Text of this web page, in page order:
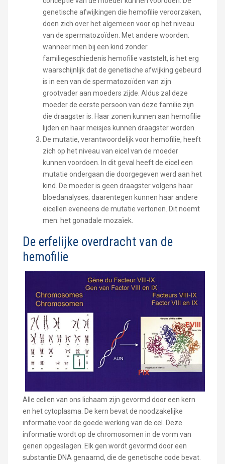
genetische afwijkingen die hemofilie veroorzaken,
doen zich over het algemeen voor op het niveau
van de spermatozoïden. Met andere woorden:
wanneer men bij een kind zonder
familiegeschiedenis hemofilie vaststelt, is het erg
waarschijnlijk dat de genetische afwijking gebeurd
is in een van de spermatozoïden van zijn
grootvader aan moeders zijde. Aldus zal deze
moeder de eerste persoon van deze familie zijn
die draagster is. Haar zonen kunnen aan hemofilie
lijden en haar meisjes kunnen draagster worden.
De mutatie, verantwoordelijk voor hemofilie, heeft
zich op het niveau van eicel van de moeder
kunnen voordoen. In dit geval heeft de eicel een
mutatie ondergaan die doorgegeven werd aan het
kind. De moeder is geen draagster volgens haar
bloedanalyses; daarentegen kunnen haar andere
eicellen eveneens de mutatie vertonen. Dit noemt
men: het gonadale mozaïek.
De erfelijke overdracht van de
hemofilie
Alle cellen van ons lichaam zijn gevormd door een kern
en het cytoplasma. De kern bevat de noodzakelijke
informatie voor de goede werking van de cel. Deze
informatie wordt op de chromosomen in de vorm van
genen opgeslagen. Elk gen wordt gevormd door een
substantie DNA genaamd, die de genetische code bevat.